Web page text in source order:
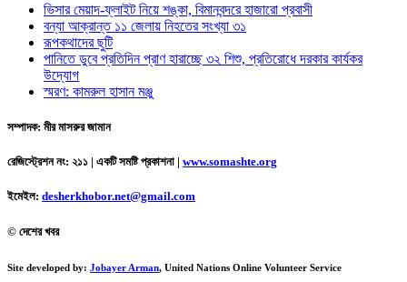
ভিসার মেয়াদ-ফ্লাইট নিয়ে শঙ্কা, বিমানবন্দরে হাজারো প্রবাসী
বন্যা আক্রান্ত ১১ জেলায় নিহতের সংখ্যা ৩১
রূপকথাদের ছুটি
পানিতে ডুবে প্রতিদিন প্রাণ হারাচ্ছে ৩২ শিশু, প্রতিরোধে দরকার কার্যকর
উদ্যোগ
স্মরণ: কামরুল হাসান মঞ্জু
সম্পাদক: মীর মাসরুর জামান
রেজিস্ট্রেশন নং: ২১১ | একটি সমষ্টি প্রকাশনা | www.somashte.org
ইমেইল: desherkhobor.net@gmail.com
© দেশের খবর
Site developed by: Jobayer Arman, United Nations Online Volunteer Service